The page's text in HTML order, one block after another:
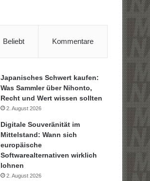
Beliebt Kommentare
Japanisches Schwert kaufen:
Was Sammler über Nihonto,
Recht und Wert wissen sollten
2. August 2026
Digitale Souveränität im
Mittelstand: Wann sich
europäische
Softwarealternativen wirklich
lohnen
2. August 2026